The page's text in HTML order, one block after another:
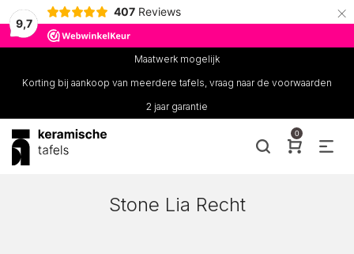
9,7
407 Reviews ×
Maatwerk mogelijk
Korting bij aankoop van meerdere tafels, vraag naar de voorwaarden
2 jaar garantie
0
Stone Lia Recht